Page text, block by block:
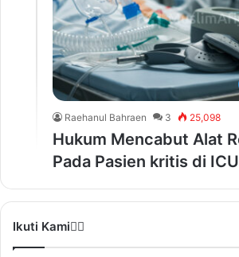
Raehanul Bahraen 3 25,098
Hukum Mencabut Alat
Pada Pasien kritis di ICU
Ikuti Kami❤️‍🔥